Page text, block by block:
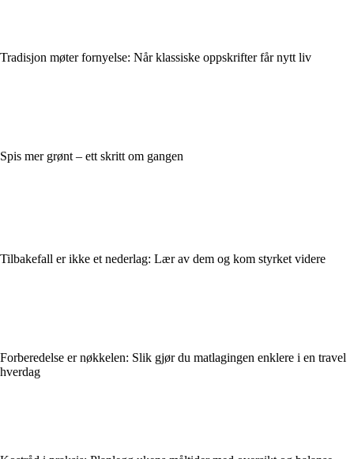
Tradisjon møter fornyelse: Når klassiske oppskrifter får nytt liv
Spis mer grønt – ett skritt om gangen
Tilbakefall er ikke et nederlag: Lær av dem og kom styrket videre
Forberedelse er nøkkelen: Slik gjør du matlagingen enklere i en travel
hverdag